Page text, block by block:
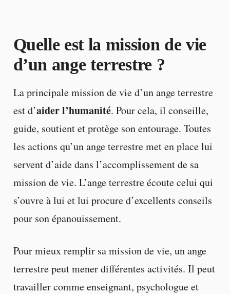
Quelle est la mission de vie
d’un ange terrestre ?
La principale mission de vie d’un ange terrestre
est d’aider l’humanité. Pour cela, il conseille,
guide, soutient et protège son entourage. Toutes
les actions qu’un ange terrestre met en place lui
servent d’aide dans l’accomplissement de sa
mission de vie. L’ange terrestre écoute celui qui
s’ouvre à lui et lui procure d’excellents conseils
pour son épanouissement.
Pour mieux remplir sa mission de vie, un ange
terrestre peut mener différentes activités. Il peut
travailler comme enseignant, psychologue et